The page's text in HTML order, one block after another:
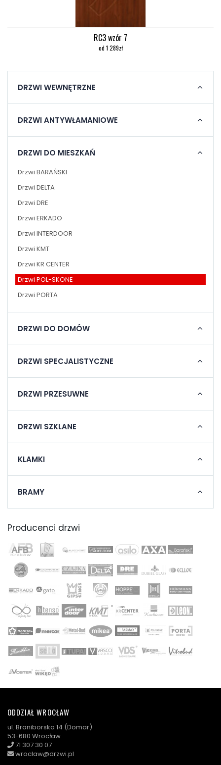
RC3 wzór 7
od 1 289zł
DRZWI WEWNĘTRZNE
DRZWI ANTYWŁAMANIOWE
DRZWI DO MIESZKAŃ
Drzwi BARAŃSKI
Drzwi DELTA
Drzwi DRE
Drzwi ERKADO
Drzwi INTERDOOR
Drzwi KMT
Drzwi KR CENTER
Drzwi POL-SKONE
Drzwi PORTA
DRZWI DO DOMÓW
DRZWI SPECJALISTYCZNE
DRZWI PRZESUWNE
DRZWI SZKLANE
KLAMKI
BRAMY
Producenci drzwi
ODDZIAŁ WROCŁAW
ul. Braniborska 14 (Domar)
53-680 Wrocław
71 307 30 07
wroclaw@drzwi.pl